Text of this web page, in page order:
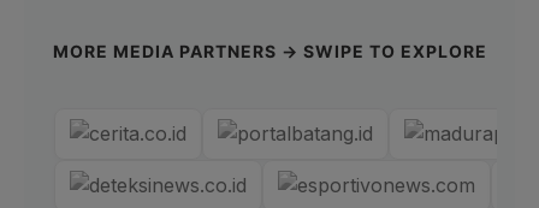
MORE MEDIA PARTNERS → SWIPE TO EXPLORE